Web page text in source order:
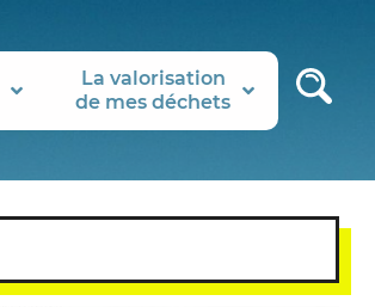
La valorisation
de mes déchets